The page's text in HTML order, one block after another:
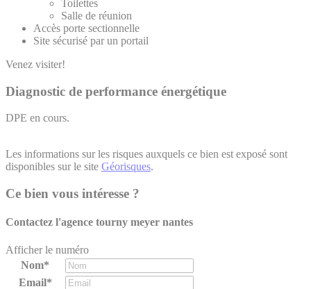
Toilettes
Salle de réunion
Accès porte sectionnelle
Site sécurisé par un portail
Venez visiter!
Diagnostic de performance énergétique
DPE en cours.
Les informations sur les risques auxquels ce bien est exposé sont
disponibles sur le site Géorisques.
Ce bien vous intéresse ?
Contactez l'agence tourny meyer nantes
Afficher le numéro
Nom*
Email*